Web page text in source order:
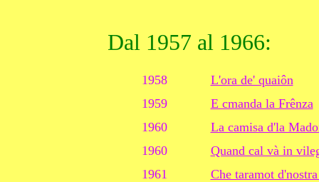
Dal 1957 al 1966:
1958
L'ora de' quaiôn
1959
E cmanda la Frênza
1960
La camisa d'la
1960
Quand cal và in
1961
Che taramot